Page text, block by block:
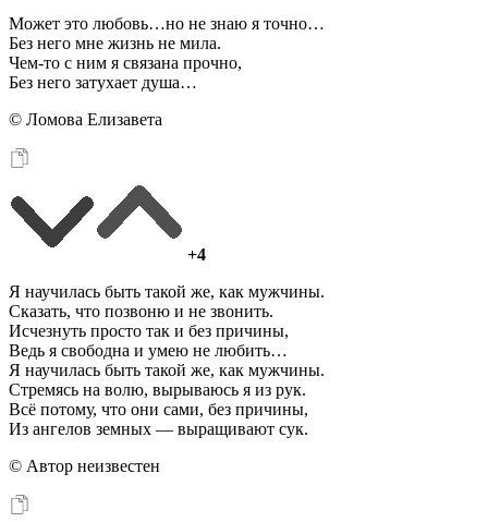
Может это любовь…но не знаю я точно…
Без него мне жизнь не мила.
Чем-то с ним я связана прочно,
Без него затухает душа…
© Ломова Елизавета
+4
Я научилась быть такой же, как мужчины.
Сказать, что позвоню и не звонить.
Исчезнуть просто так и без причины,
Ведь я свободна и умею не любить…
Я научилась быть такой же, как мужчины.
Стремясь на волю, вырываюсь я из рук.
Всё потому, что они сами, без причины,
Из ангелов земных — выращивают сук.
© Автор неизвестен